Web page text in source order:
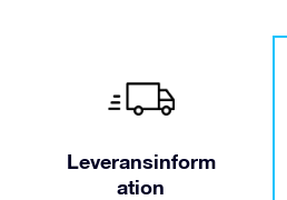
Leveransinform
ation